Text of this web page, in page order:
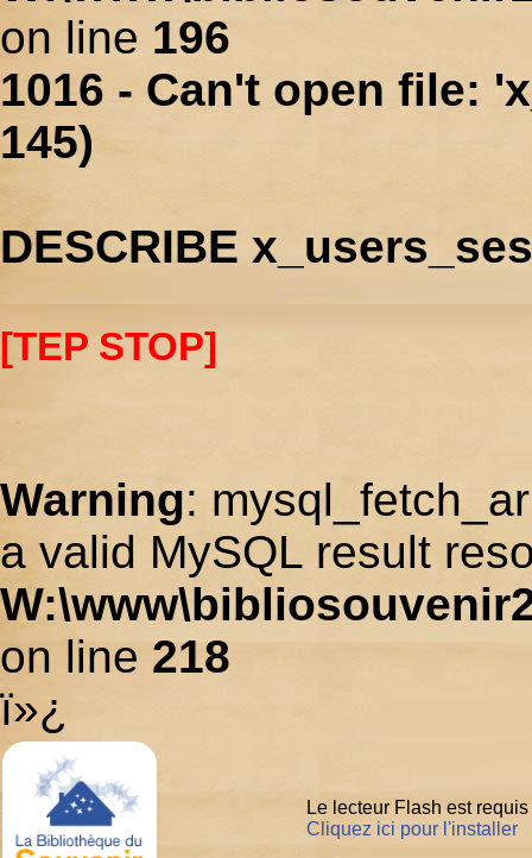
on line 196
1016 - Can't open file:
145)
DESCRIBE
[TEP STOP]
Warning:
a valid MySQL result
on line 218
ï»¿
Le lecteur Flash est
Cliquez ici pour l'installer